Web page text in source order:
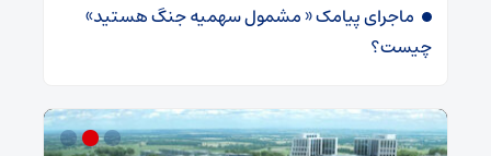
ماجرای پیامک « مشمول سهمیه جنگ هستید»
چیست؟